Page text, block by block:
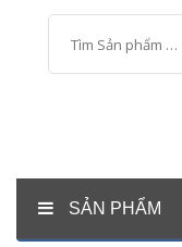
SẢN PHẨM